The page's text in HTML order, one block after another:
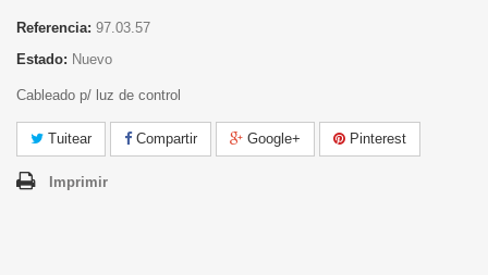
Referencia: 97.03.57
Estado: Nuevo
Cableado p/ luz de control
Tuitear Compartir Google+ Pinterest
Imprimir